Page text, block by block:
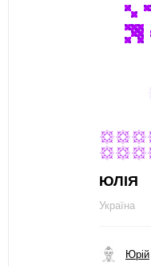
ЮЛІЯ
Україна
Юрій